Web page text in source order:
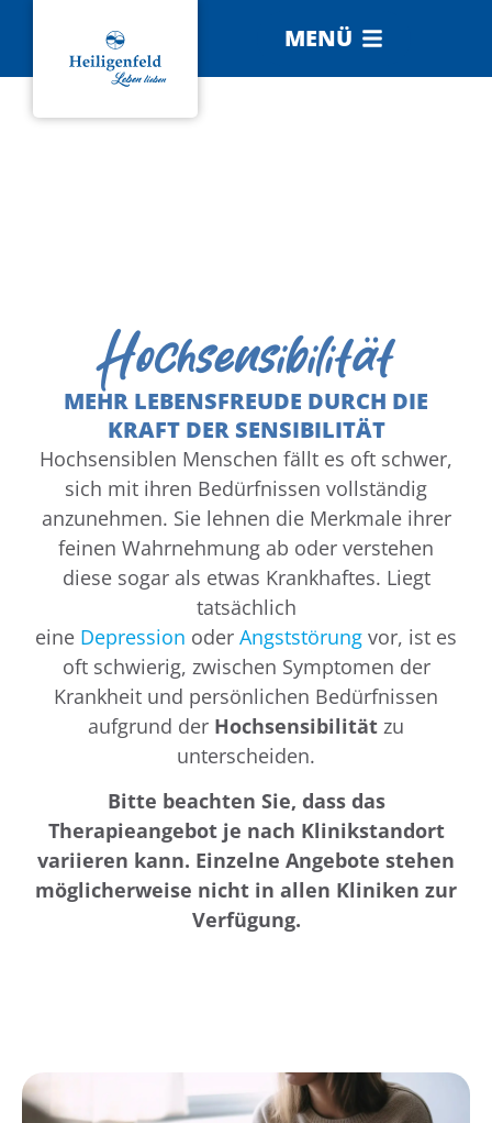
MENÜ
Hochsensibilität
MEHR LEBENSFREUDE DURCH DIE
KRAFT DER SENSIBILITÄT
Hochsensiblen Menschen fällt es oft schwer,
sich mit ihren Bedürfnissen vollständig
anzunehmen. Sie lehnen die Merkmale ihrer
feinen Wahrnehmung ab oder verstehen
diese sogar als etwas Krankhaftes. Liegt
tatsächlich
eine Depression oder Angststörung vor, ist es
oft schwierig, zwischen Symptomen der
Krankheit und persönlichen Bedürfnissen
aufgrund der Hochsensibilität zu
unterscheiden.
Bitte beachten Sie, dass das
Therapieangebot je nach Klinikstandort
variieren kann. Einzelne Angebote stehen
möglicherweise nicht in allen Kliniken zur
Verfügung.